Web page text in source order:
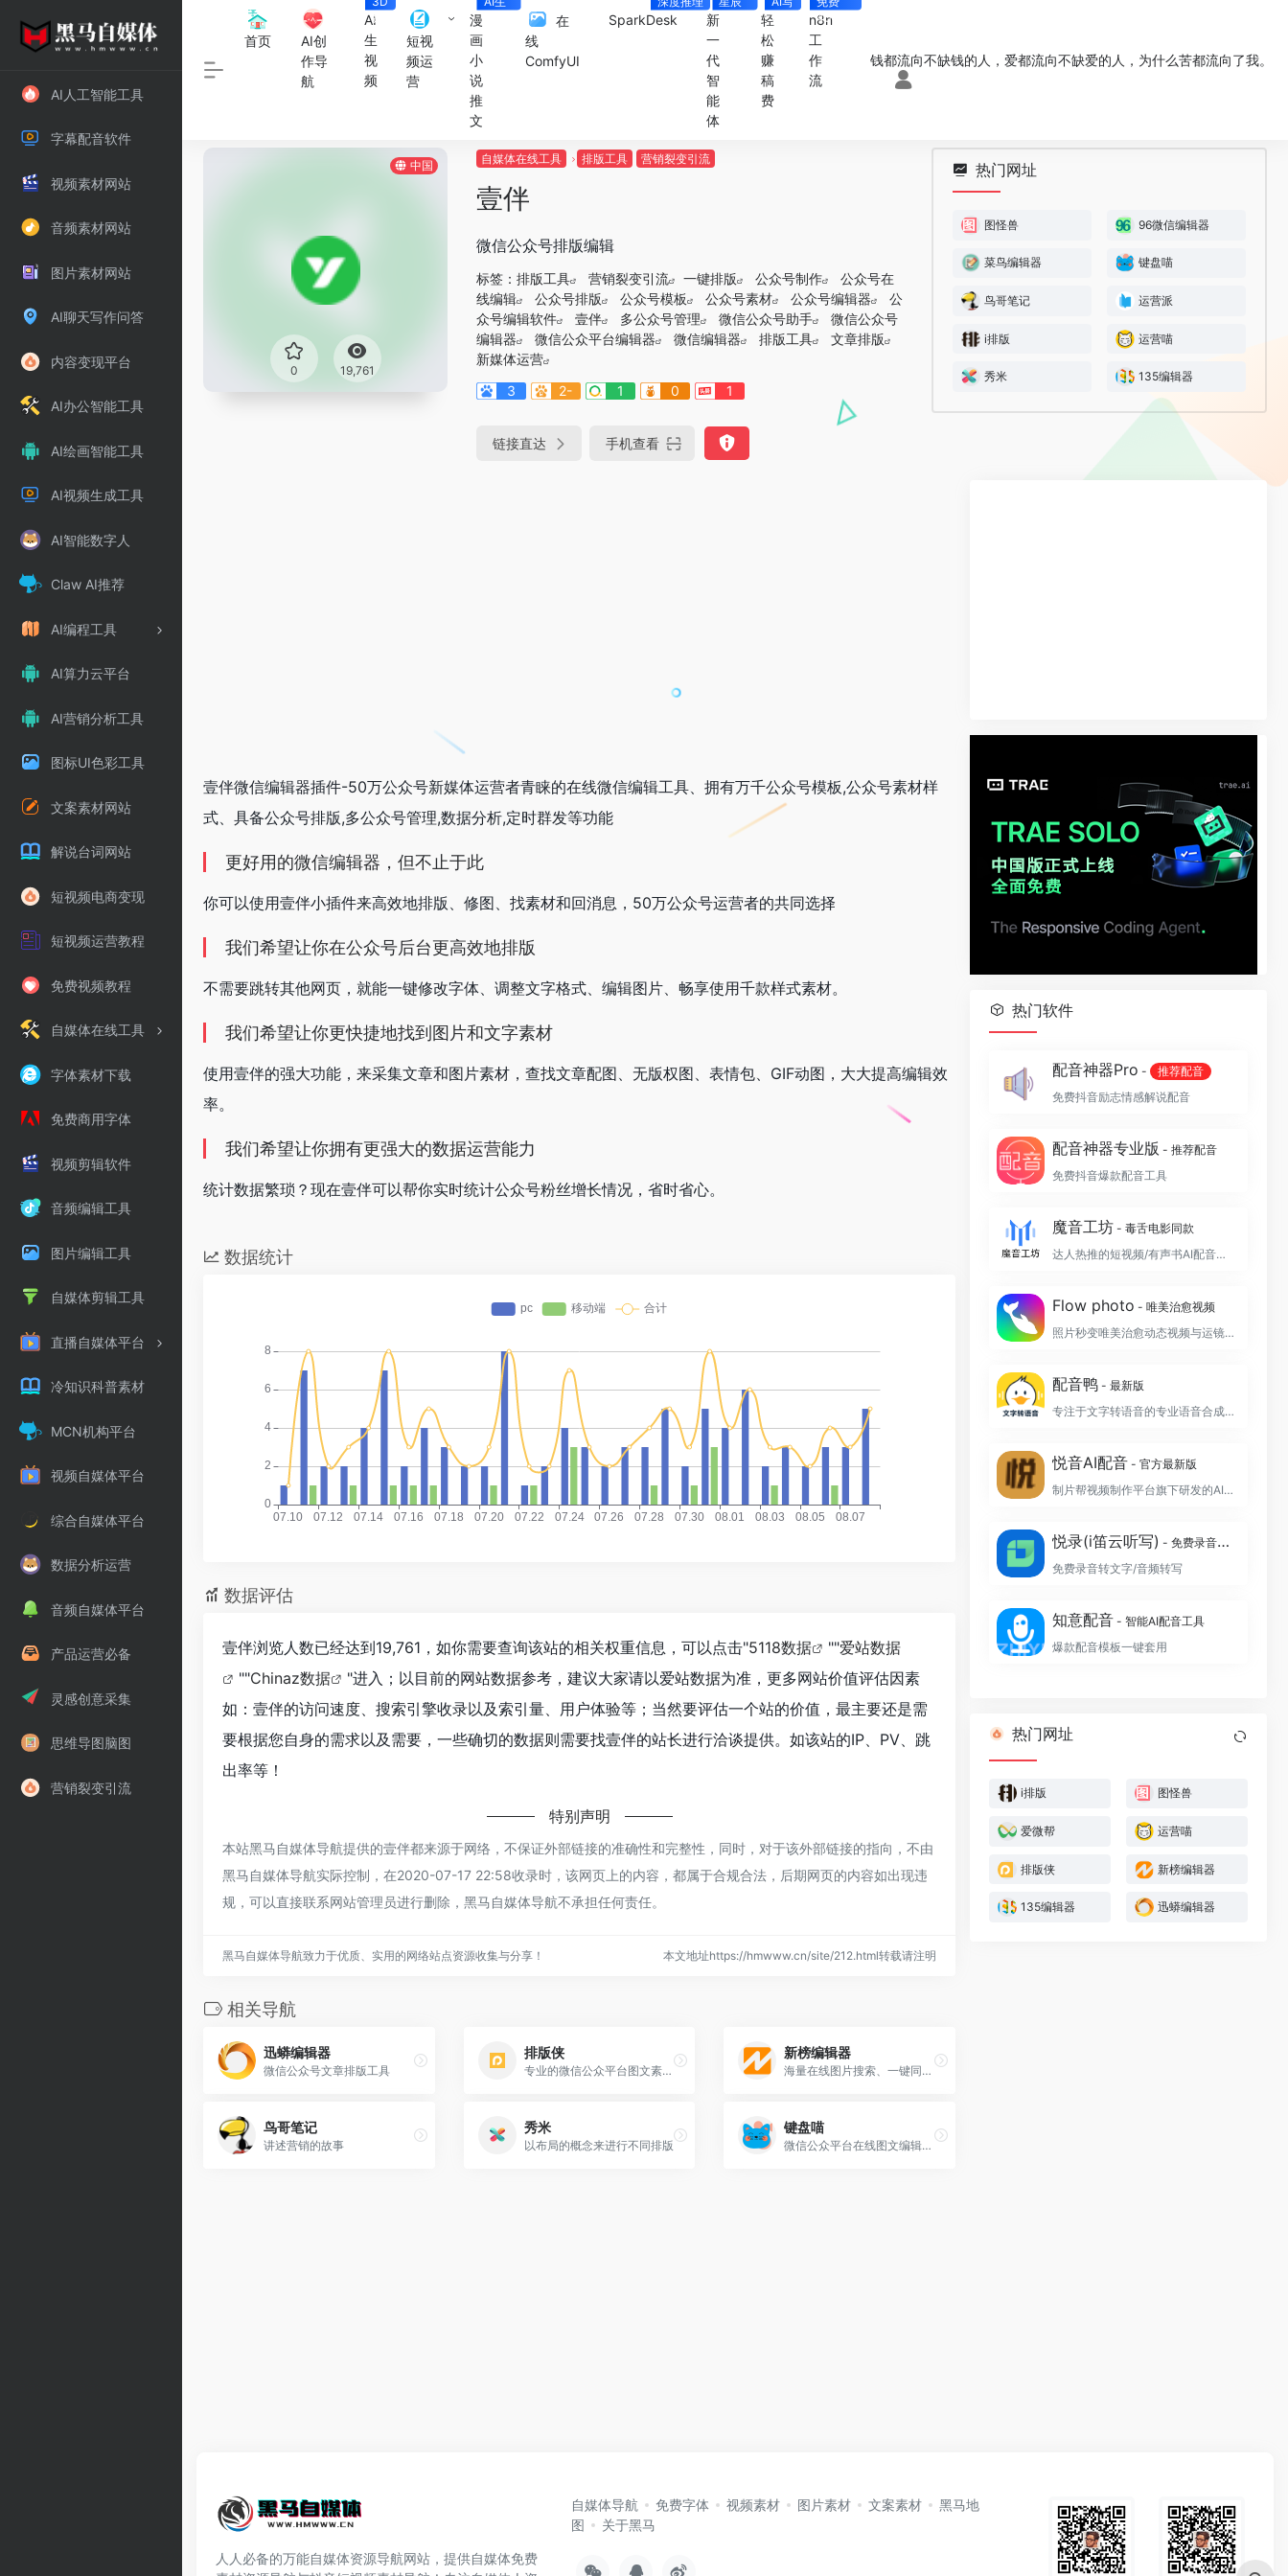
AI人工智能工具
字幕配音软件
视频素材网站
音频素材网站
图片素材网站
AI聊天写作问答
内容变现平台
AI办公智能工具
AI绘画智能工具
AI视频生成工具
AI智能数字人
Claw AI推荐
AI编程工具
AI算力云平台
AI营销分析工具
图标UI色彩工具
文案素材网站
解说台词网站
短视频电商变现
短视频运营教程
免费视频教程
自媒体在线工具
字体素材下载
免费商用字体
视频剪辑软件
音频编辑工具
图片编辑工具
自媒体剪辑工具
直播自媒体平台
冷知识科普素材
MCN机构平台
视频自媒体平台
综合自媒体平台
数据分析运营
音频自媒体平台
产品运营必备
灵感创意采集
思维导图脑图
营销裂变引流
首页
AI创
作导
航
AI
生
视
频
数
字
人
短视
频运
营
漫
画
小
说
推
文
在
线
ComfyUI
SparkDesk
新
一
代
智
能
体
Agent
轻
松
赚
稿
费
小说
n8n
工
作
流
4000+
钱都流向不缺钱的人，爱都流向不缺爱的人，为什么苦都流向了我。
中国
0 19,761
自媒体在线工具 排版工具 营销裂变引流
壹伴
微信公众号排版编辑
标签： 排版工具 营销裂变引流 一键排版 公众号制作
公众号在
线编辑
公众号排版 公众号模板 公众号素材 公众号编辑器
公
众号编辑软件
壹伴 多公众号管理 微信公众号助手
微信公众号
编辑器
微信公众平台编辑器 微信编辑器 排版工具
文章排版
新媒体运营
3
2- 1 0 1
链接直达 手机查看
热门网址
图怪兽 96微信编辑器
菜鸟编辑器 键盘喵
鸟哥笔记 运营派
i排版 运营喵
秀米 135编辑器
壹伴微信编辑器插件-50万公众号新媒体运营者青睐的在线微信编辑工具、拥有万千公众号模板,公众号素材样
式、具备公众号排版,多公众号管理,数据分析,定时群发等功能
更好用的微信编辑器，但不止于此
你可以使用壹伴小插件来高效地排版、修图、找素材和回消息，50万公众号运营者的共同选择
我们希望让你在公众号后台更高效地排版
不需要跳转其他网页，就能一键修改字体、调整文字格式、编辑图片、畅享使用千款样式素材。
我们希望让你更快捷地找到图片和文字素材
使用壹伴的强大功能，来采集文章和图片素材，查找文章配图、无版权图、表情包、GIF动图，大大提高编辑效
率。
我们希望让你拥有更强大的数据运营能力
统计数据繁琐？现在壹伴可以帮你实时统计公众号粉丝增长情况，省时省心。
数据统计
数据评估
壹伴浏览人数已经达到19,761，如你需要查询该站的相关权重信息，可以点击"5118数据 ""爱站数据
""Chinaz数据
"进入；以目前的网站数据参考，建议大家请以爱站数据为准，更多网站价值评估因素
如：壹伴的访问速度、搜索引擎收录以及索引量、用户体验等；当然要评估一个站的价值，最主要还是需
要根据您自身的需求以及需要，一些确切的数据则需要找壹伴的站长进行洽谈提供。如该站的IP、PV、跳
出率等！
特别声明
本站黑马自媒体导航提供的壹伴都来源于网络，不保证外部链接的准确性和完整性，同时，对于该外部链接的指向，不由
黑马自媒体导航实际控制，在2020-07-17 22:58收录时，该网页上的内容，都属于合规合法，后期网页的内容如出现违
规，可以直接联系网站管理员进行删除，黑马自媒体导航不承担任何责任。
黑马自媒体导航致力于优质、实用的网络站点资源收集与分享！ 本文地址https://hmwww.cn/site/212.html转载请注明
相关导航
迅蟒编辑器
微信公众号文章排版工具
排版侠
专业的微信公众平台图文素材在线排版工具
新榜编辑器
海量在线图片搜索、一键同步多平台，大量爆文可供参考。
鸟哥笔记
讲述营销的故事
秀米
以布局的概念来进行不同排版
键盘喵
微信公众平台在线图文编辑排版
热门软件
配音神器Pro -
推荐配音
免费抖音励志情感解说配音
配音神器专业版 - 推荐配音
免费抖音爆款配音工具
魔音工坊 - 毒舌电影同款
达人热推的短视频/有声书AI配音平台
Flow photo - 唯美治愈视频
照片秒变唯美治愈动态视频与运镜航拍大片
配音鸭 - 最新版
专注于文字转语音的专业语音合成制作软件
悦音AI配音 - 官方最新版
制片帮视频制作平台旗下研发的AI智能配音工具
悦录(i笛云听写) - 免费录音转文字
免费录音转文字/音频转写
知意配音 - 智能AI配音工具
爆款配音模板一键套用
热门网址
i排版 图怪兽
爱微帮 运营喵
排版侠 新榜编辑器
135编辑器 迅蟒编辑器
人人必备的万能自媒体资源导航网站，提供自媒体免费
自媒体导航 免费字体 视频素材 图片素材 文案素材
黑马地
图
关于黑马